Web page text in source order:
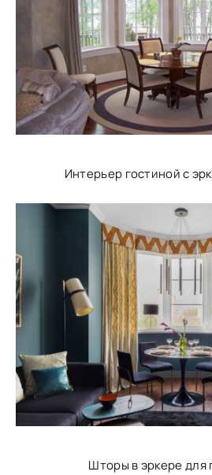
Интерьер гостиной с
Шторы в эркере для